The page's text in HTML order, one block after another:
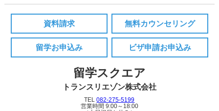
資料請求 無料カウンセリング
留学お申込み ビザ申請お申込み
留学スクエア
トランスリエゾン株式会社
TEL082-275-5199
営業時間 9:00～18:00